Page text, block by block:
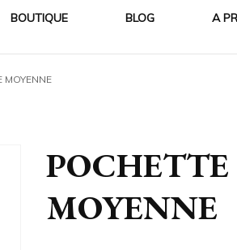
BOUTIQUE BLOG A
MOYENNE
POCHETTE
MOYENNE